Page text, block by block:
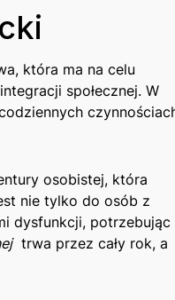
⁤która ma na celu
‍społecznej. W
​osobistej, która​
nie tylko ​do osób z
dysfunkcji, potrzebując
⁢ trwa przez cały rok, a